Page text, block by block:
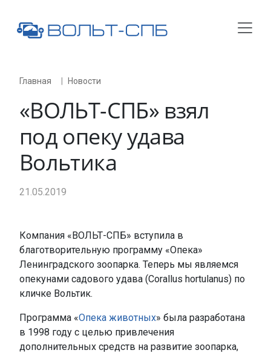
Главная Новости
«ВОЛЬТ-СПБ» взял
под опеку удава
Вольтика
21.05.2019
Компания «ВОЛЬТ-СПБ» вступила в
благотворительную программу «Опека»
Ленинградского зоопарка. Теперь мы являемся
опекунами садового удава (Corallus hortulanus) по
кличке Вольтик.
Программа «Опека животных» была разработана
в 1998 году с целью привлечения
дополнительных средств на развитие зоопарка,